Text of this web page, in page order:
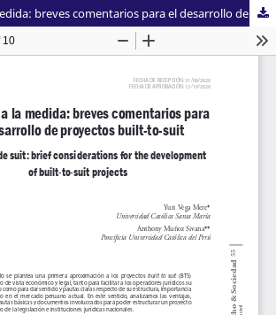
Un sastre a la medida: breves comentarios para el desarrollo de proyectos built-to-suit